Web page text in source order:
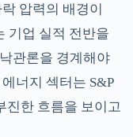
압력의 배경이
기업 실적 전반을
관론을 경계해야
너지 섹터는 S&P
진한 흐름을 보이고